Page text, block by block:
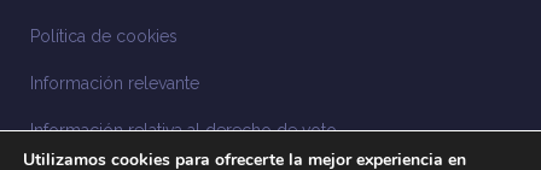
Política de cookies
Información relevante
Información relativa al derecho de voto
Utilizamos cookies para ofrecerte la mejor experiencia en